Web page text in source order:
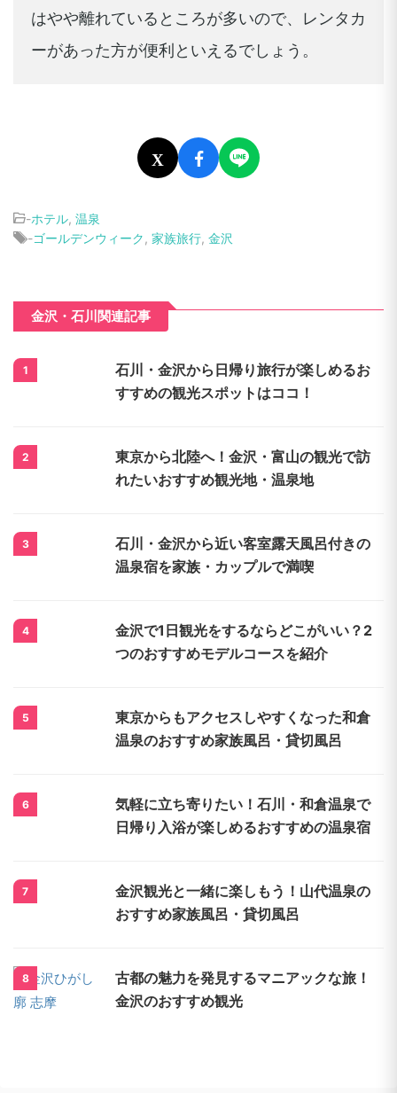
はやや離れているところが多いので、レンタカ
ーがあった方が便利といえるでしょう。
X
-ホテル, 温泉
-ゴールデンウィーク , 家族旅行, 金沢
金沢・石川関連記事
1
石川・金沢から日帰り旅行が楽しめるお
すすめの観光スポットはココ！
2
東京から北陸へ！金沢・富山の観光で訪
れたいおすすめ観光地・温泉地
3
石川・金沢から近い客室露天風呂付きの
温泉宿を家族・カップルで満喫
4
金沢で1日観光をするならどこがいい？2
つのおすすめモデルコースを紹介
5
東京からもアクセスしやすくなった和倉
温泉のおすすめ家族風呂・貸切風呂
6
気軽に立ち寄りたい！石川・和倉温泉で
日帰り入浴が楽しめるおすすめの温泉宿
7
金沢観光と一緒に楽しもう！山代温泉の
おすすめ家族風呂・貸切風呂
8
古都の魅力を発見するマニアックな旅！
金沢のおすすめ観光